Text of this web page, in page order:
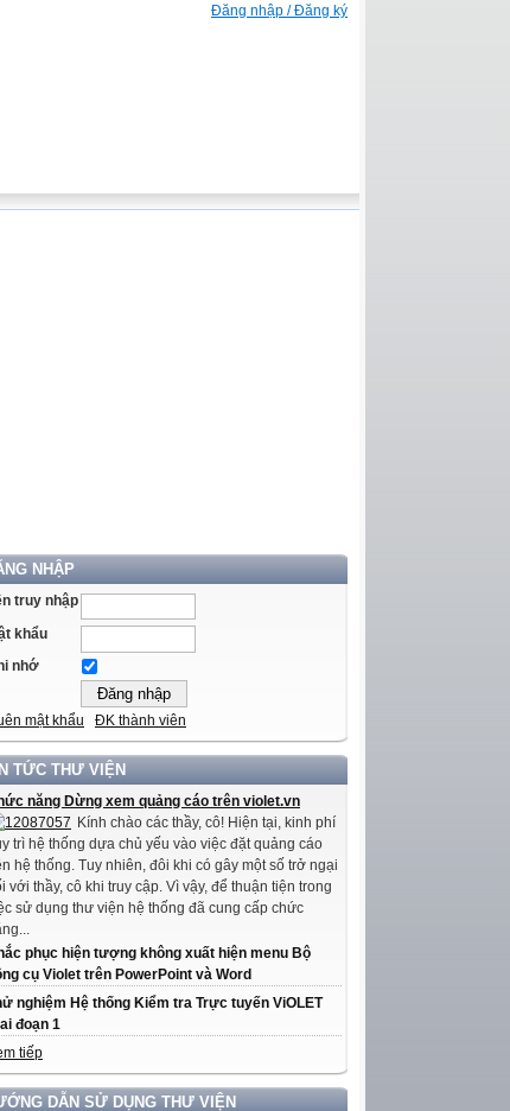
Đăng nhập / Đăng ký
NHẬP
truy nhập
khẩu
nhớ
mật khẩu ĐK thành viên
TỨC THƯ VIỆN
năng Dừng xem quảng cáo trên violet.vn
Kính chào các thầy, cô! Hiện tại, kinh phí
trì hệ thống dựa chủ yếu vào việc đặt quảng cáo
hệ thống. Tuy nhiên, đôi khi có gây một số trở ngại
với thầy, cô khi truy cập. Vì vậy, để thuận tiện trong
sử dụng thư viện hệ thống đã cung cấp chức
phục hiện tượng không xuất hiện menu Bộ
cụ Violet trên PowerPoint và Word
nghiệm Hệ thống Kiểm tra Trực tuyến ViOLET
đoạn 1
tiếp
DẪN SỬ DỤNG THƯ VIỆN